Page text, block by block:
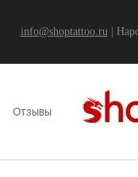
info@shoptattoo.ru|
Отзывы